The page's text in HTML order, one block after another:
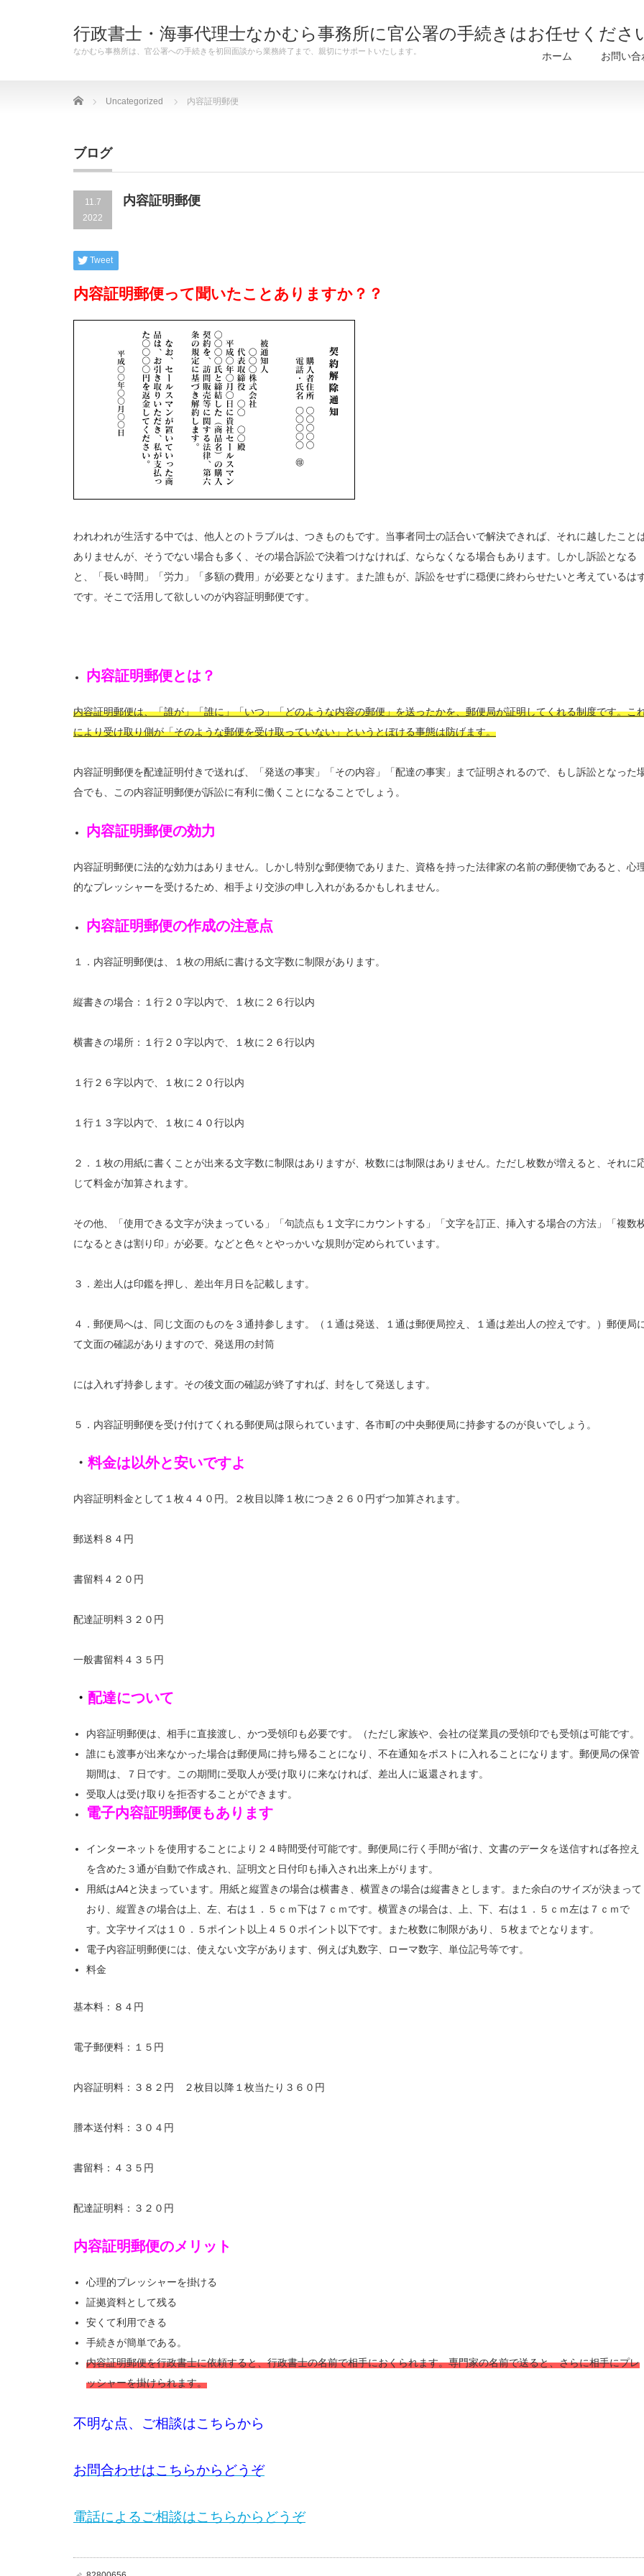
行政書士・海事代理士なかむら事務所に官公署の手続きはお任せくださ
なかむら事務所は、官公署への手続きを初回面談から業務終了まで、親切にサポートいたします。 ホーム お問い合
Home Uncategorized 内容証明郵便
ブログ
11.7
2022
内容証明郵便
Tweet
内容証明郵便って聞いたことありますか？？
われわれが生活する中では、他人とのトラブルは、つきものもです。当事者同士の話合いで解決できれば、それに越したこと
ありませんが、そうでない場合も多く、その場合訴訟で決着つけなければ、ならなくなる場合もあります。しかし訴訟となる
と、「長い時間」「労力」「多額の費用」が必要となります。また誰もが、訴訟をせずに穏便に終わらせたいと考えているは
です。そこで活用して欲しいのが内容証明郵便です。
内容証明郵便とは？
内容証明郵便は、「誰が」「誰に」「いつ」「どのような内容の郵便」を送ったかを、郵便局が証明してくれる制度です。こ
により受け取り側が「そのような郵便を受け取っていない」というとぼける事態は防げます。
内容証明郵便を配達証明付きで送れば、「発送の事実」「その内容」「配達の事実」まで証明されるので、もし訴訟となった
合でも、この内容証明郵便が訴訟に有利に働くことになることでしょう。
内容証明郵便の効力
内容証明郵便に法的な効力はありません。しかし特別な郵便物でありまた、資格を持った法律家の名前の郵便物であると、心
的なプレッシャーを受けるため、相手より交渉の申し入れがあるかもしれません。
内容証明郵便の作成の注意点
１．内容証明郵便は、１枚の用紙に書ける文字数に制限があります。
縦書きの場合：１行２０字以内で、１枚に２６行以内
横書きの場所：１行２０字以内で、１枚に２６行以内
１行２６字以内で、１枚に２０行以内
１行１３字以内で、１枚に４０行以内
２．１枚の用紙に書くことが出来る文字数に制限はありますが、枚数には制限はありません。ただし枚数が増えると、それに
じて料金が加算されます。
その他、「使用できる文字が決まっている」「句読点も１文字にカウントする」「文字を訂正、挿入する場合の方法」「複数
になるときは割り印」が必要。などと色々とやっかいな規則が定められています。
３．差出人は印鑑を押し、差出年月日を記載します。
４．郵便局へは、同じ文面のものを３通持参します。（１通は発送、１通は郵便局控え、１通は差出人の控えです。）郵便局
て文面の確認がありますので、発送用の封筒
には入れず持参します。その後文面の確認が終了すれば、封をして発送します。
５．内容証明郵便を受け付けてくれる郵便局は限られています、各市町の中央郵便局に持参するのが良いでしょう。
・ 料金は以外と安いですよ
内容証明料金として１枚４４０円。２枚目以降１枚につき２６０円ずつ加算されます。
郵送料８４円
書留料４２０円
配達証明料３２０円
一般書留料４３５円
・ 配達について
内容証明郵便は、相手に直接渡し、かつ受領印も必要です。（ただし家族や、会社の従業員の受領印でも受領は可能です。
誰にも渡事が出来なかった場合は郵便局に持ち帰ることになり、不在通知をポストに入れることになります。郵便局の保管
期間は、７日です。この期間に受取人が受け取りに来なければ、差出人に返還されます。
受取人は受け取りを拒否することができます。
電子内容証明郵便もあります
インターネットを使用することにより２４時間受付可能です。郵便局に行く手間が省け、文書のデータを送信すれば各控え
を含めた３通が自動で作成され、証明文と日付印も挿入され出来上がります。
用紙はA4と決まっています。用紙と縦置きの場合は横書き、横置きの場合は縦書きとします。また余白のサイズが決まって
おり、縦置きの場合は上、左、右は１．５ｃｍ下は７ｃｍです。横置きの場合は、上、下、右は１．５ｃｍ左は７ｃｍで
す。文字サイズは１０．５ポイント以上４５０ポイント以下です。また枚数に制限があり、５枚までとなります。
電子内容証明郵便には、使えない文字があります、例えば丸数字、ローマ数字、単位記号等です。
料金
基本料：８４円
電子郵便料：１５円
内容証明料：３８２円 ２枚目以降１枚当たり３６０円
謄本送付料：３０４円
書留料：４３５円
配達証明料：３２０円
内容証明郵便のメリット
心理的プレッシャーを掛ける
証拠資料として残る
安くて利用できる
手続きが簡単である。
内容証明郵便を行政書士に依頼すると、行政書士の名前で相手におくられます。専門家の名前で送ると、さらに相手にプレ
ッシャーを掛けられます。
不明な点、ご相談はこちらから
お問合わせはこちらからどうぞ
電話によるご相談はこちらからどうぞ